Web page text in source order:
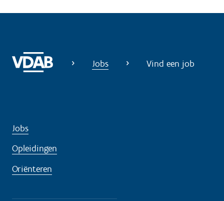
Jobs Vind een job
Jobs
Opleidingen
Oriënteren